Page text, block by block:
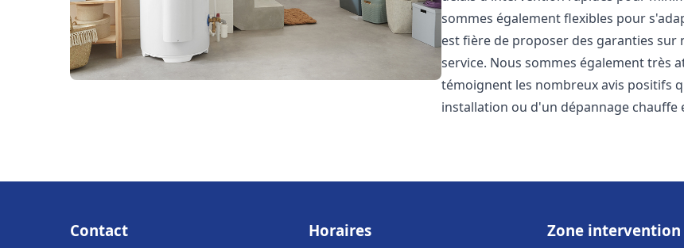
sommes également flexibles pour
est fière de proposer des garanties
service. Nous sommes également très
témoignent les nombreux avis positifs
installation ou d'un dépannage chauffe
Contact Horaires Zone intervention